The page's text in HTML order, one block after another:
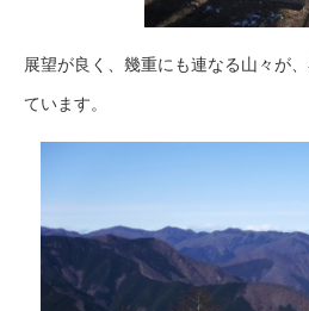
展望が良く、幾重にも連なる山々が
ています。